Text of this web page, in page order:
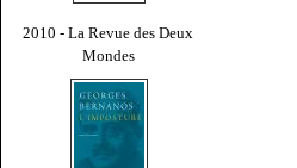
2010 - La Revue des Deux
Mondes